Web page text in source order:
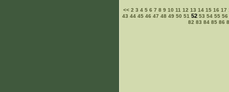
<< 2 3 4 5 6 7 8 9 10 11 12 13 14 15 16 17
43 44 45 46 47 48 49 50 51 52 53 54 55 56
82 83 84 85 86